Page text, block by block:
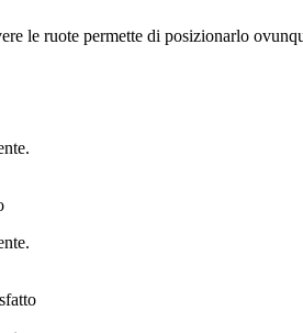
le ruote permette di posizionarlo